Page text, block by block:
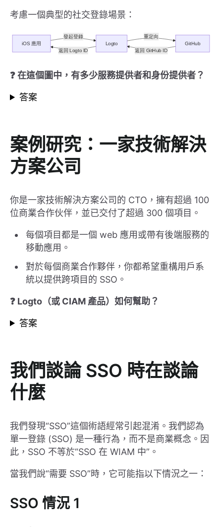
考慮一個典型的社交登錄場景：
❓ 在這個圖中，有多少服務提供者和身份提供者？
答案
案例研究：一家技術解決
方案公司
你是一家技術解決方案公司的 CTO，擁有超過 100
位商業合作伙伴，並已交付了超過 300 個項目。
每個項目都是一個 web 應用或帶有後端服務的
移動應用。
對於每個商業合作夥伴，你都希望重構用戶系
統以提供跨項目的 SSO。
❓ Logto（或 CIAM 產品）如何幫助？
答案
我們談論 SSO 時在談論
什麼
我們發現“SSO”這個術語經常引起混淆。我們認為
單一登錄 (SSO) 是一種行為，而不是商業概念。因
此，SSO 不等於“SSO 在 WIAM 中”。
當我們說“需要 SSO”時，它可能指以下情況之一：
SSO 情況 1